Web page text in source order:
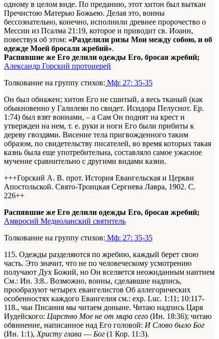
одному в целом виде. По преданию, этот хитон был выткан
Пречистою Матерью Божьею. Делая это, воины
бессознательно, конечно, исполнили древнее пророчество о
Мессии из Псалма 21:19, которое и приводит св. Иоанн,
повествуя об этом: «Разделили ризы Мои между собою, и об
одежде Моей бросали жребий».
Распявшие же Его делили одежды Его, бросая жребий;
Александр Горский протоиерей
Толкование на группу стихов: Мф: 27: 35-35
Он был обнажен; хитон Его не сшитый, а весь тканый (как
обыкновенно у Галилеян по свидет. Исидора Пелусиот. Ер.
1:74) был взят воинами, – а Сам Он поднят на крест и
утвержден на нем, т. е. руки и ноги Его были прибиты к
дереву гвоздями. Висение тела пригвожденного таким
образом, по свидетельству писателей, во время которых такая
казнь была еще употребительна, составляло самое ужасное
мучение сравнительно с другими видами казни.
+++Горский А. В. прот. История Евангельская и Церкви
Апостольской. Свято-Троицкая Сергиева Лавра, 1902. С.
226++
Распявшие же Его делили одежды Его, бросая жребий;
Амвросий Медиоланский святитель
Толкование на группу стихов: Мф: 27: 35-35
115. Одежды разделяются по жребию, каждый берет свою
часть. Это значит, что не по человеческому усмотрению
получают Дух Божий, но Он вселяется неожиданным наитием
См.: Ин. 3:8.. Возможно, воины, сделавшие надпись,
прообразуют четырех евангелистов Об аллегорических
особенностях каждого Евангелия см.: exp. Luc. 1:11; 10:117-
118., чьи Писания мы читаем доныне. Читаю надпись Царя
Иудейского: Царство Мое не от мира сего (Ин. 18:36); читаю
обвинение, написанное над Его головой: И Слово было Бог
(Ин. 1:1), Христу глава — Бог (1 Кор. 11:3).